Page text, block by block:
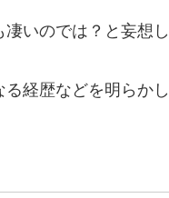
いのでは？と妄想し
経歴などを明らか